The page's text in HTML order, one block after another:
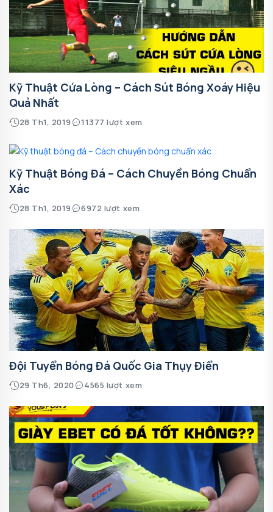
Kỹ Thuật Cứa Lòng – Cách Sút Bóng Xoáy Hiệu
Quả Nhất
28 Th1, 2019 11377 lượt xem
Kỹ Thuật Bóng Đá – Cách Chuyền Bóng Chuẩn
Xác
28 Th1, 2019 6972 lượt xem
Đội Tuyển Bóng Đá Quốc Gia Thụy Điển
29 Th6, 2020 4565 lượt xem